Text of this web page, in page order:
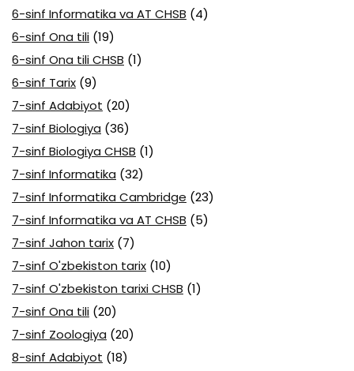
6-sinf Informatika va AT CHSB (4)
6-sinf Ona tili (19)
6-sinf Ona tili CHSB (1)
6-sinf Tarix (9)
7-sinf Adabiyot (20)
7-sinf Biologiya (36)
7-sinf Biologiya CHSB (1)
7-sinf Informatika (32)
7-sinf Informatika Cambridge (23)
7-sinf Informatika va AT CHSB (5)
7-sinf Jahon tarix (7)
7-sinf O'zbekiston tarix (10)
7-sinf O'zbekiston tarixi CHSB (1)
7-sinf Ona tili (20)
7-sinf Zoologiya (20)
8-sinf Adabiyot (18)